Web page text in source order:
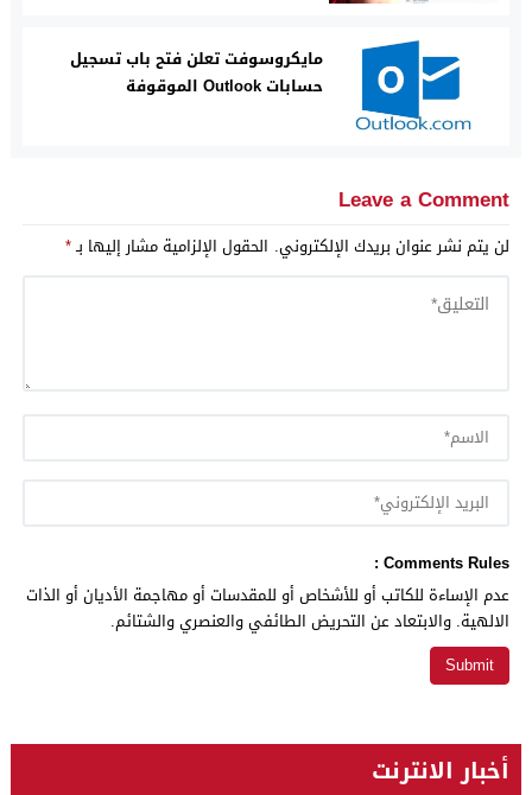
مايكروسوفت تعلن فتح باب تسجيل
حسابات Outlook الموقوفة
Leave a Comment
لن يتم نشر عنوان بريدك الإلكتروني. الحقول الإلزامية مشار إليها بـ*
Comments Rules :
عدم الإساءة للكاتب أو للأشخاص أو للمقدسات أو مهاجمة الأديان أو الذات
الالهية. والابتعاد عن التحريض الطائفي والعنصري والشتائم.
أخبار الانترنت